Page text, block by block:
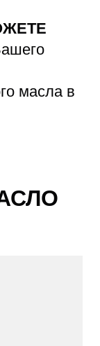
масла в